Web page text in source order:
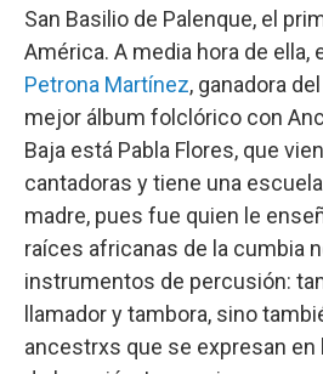
San Basilio de Palenque, el
América. A media hora de ella,
Petrona Martínez, ganadora
mejor álbum folclórico con
Baja está Pabla Flores, que
cantadoras y tiene una
madre, pues fue quien le
raíces africanas de la cumbia
instrumentos de percusión:
llamador y tambora, sino
ancestrxs que se expresan